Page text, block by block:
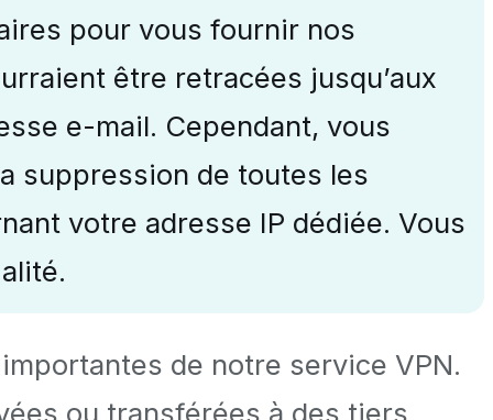
pour vous fournir nos
être retracées jusqu’aux
e-mail. Cependant, vous
suppression de toutes les
votre adresse IP dédiée. Vous
de notre service VPN.
ou transférées à des tiers